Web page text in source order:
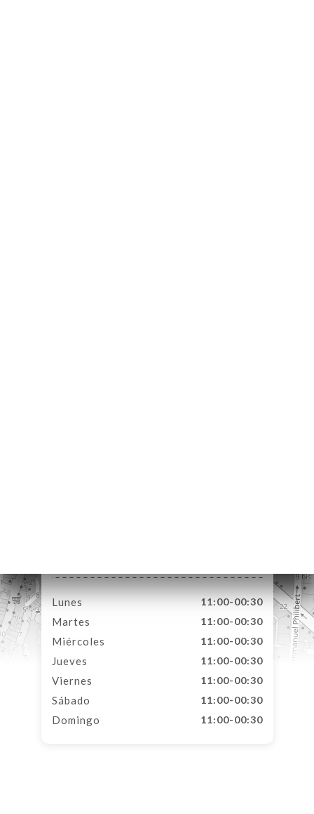
Lunes 11:00-00:30
Martes 11:00-00:30
Miércoles 11:00-00:30
Jueves 11:00-00:30
Viernes 11:00-00:30
Sábado 11:00-00:30
Domingo 11:00-00:30